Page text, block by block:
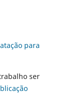
para
ser